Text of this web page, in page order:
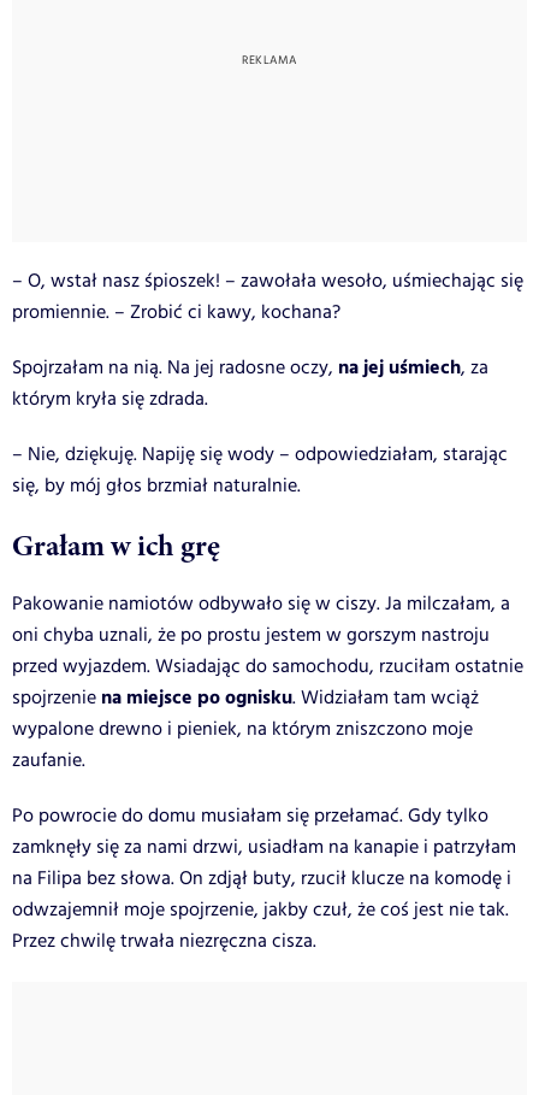
– O, wstał nasz śpioszek! – zawołała wesoło, uśmiechając się
promiennie. – Zrobić ci kawy, kochana?
Spojrzałam na nią. Na jej radosne oczy, na jej uśmiech, za
którym kryła się zdrada.
– Nie, dziękuję. Napiję się wody – odpowiedziałam, starając
się, by mój głos brzmiał naturalnie.
Grałam w ich grę
Pakowanie namiotów odbywało się w ciszy. Ja milczałam, a
oni chyba uznali, że po prostu jestem w gorszym nastroju
przed wyjazdem. Wsiadając do samochodu, rzuciłam ostatnie
spojrzenie na miejsce po ognisku. Widziałam tam wciąż
wypalone drewno i pieniek, na którym zniszczono moje
zaufanie.
Po powrocie do domu musiałam się przełamać. Gdy tylko
zamknęły się za nami drzwi, usiadłam na kanapie i patrzyłam
na Filipa bez słowa. On zdjął buty, rzucił klucze na komodę i
odwzajemnił moje spojrzenie, jakby czuł, że coś jest nie tak.
Przez chwilę trwała niezręczna cisza.